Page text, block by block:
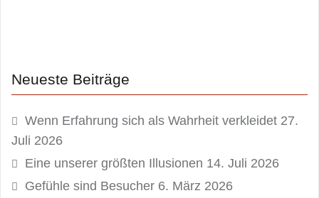
Neueste Beiträge
Wenn Erfahrung sich als Wahrheit verkleidet 27.
Juli 2026
Eine unserer größten Illusionen 14. Juli 2026
Gefühle sind Besucher 6. März 2026